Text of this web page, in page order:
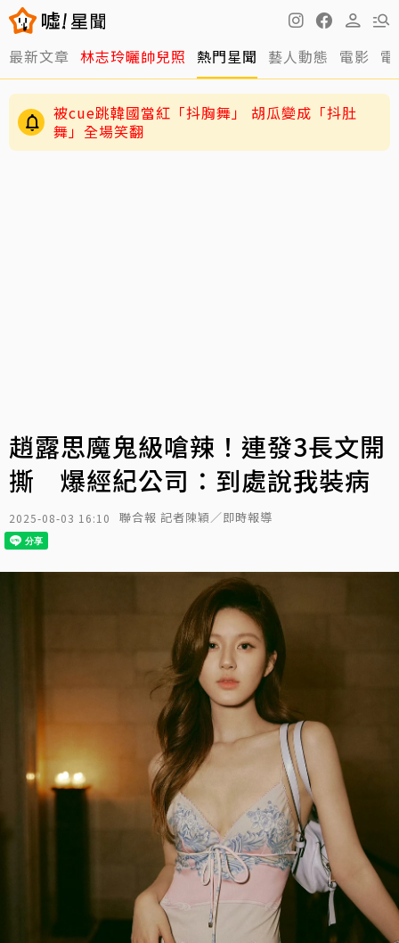
最新文章 林志玲曬帥兒照 熱門星聞 藝人動態 電影
被cue跳韓國當紅「抖胸舞」 胡瓜變成「抖肚
舞」全場笑翻
趙露思魔鬼級嗆辣！連發3長文開
撕 爆經紀公司：到處說我裝病
2025-08-03 16:10 聯合報 記者陳穎／即時報導